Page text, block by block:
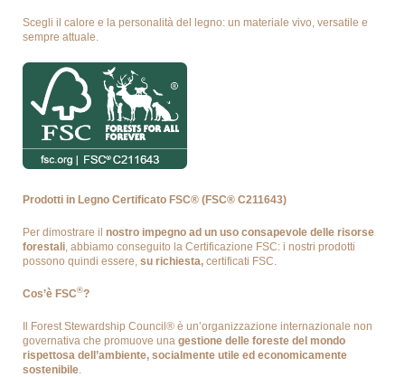
Home
Prodotti
Scegli il calore e la personalità del legno: un materiale vivo, versatile e
sempre attuale.
Prodotti in Legno Certificato FSC® (FSC® C211643)
Per dimostrare il nostro impegno ad un uso consapevole delle risorse
forestali, abbiamo conseguito la Certificazione FSC: i nostri prodotti
possono quindi essere, su richiesta, certificati FSC.
Cos’è FSC®?
Il Forest Stewardship Council® è un’organizzazione internazionale non
governativa che promuove una gestione delle foreste del mondo
rispettosa dell’ambiente, socialmente utile ed economicamente
sostenibile.